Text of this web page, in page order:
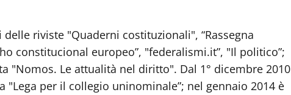
riviste "Quaderni costituzionali", “Rassegna
constitucional europeo”, "federalismi.it”, "Il politico”;
"Nomos. Le attualità nel diritto". Dal 1° dicembre 2010
"Lega per il collegio uninominale”; nel gennaio 2014 è